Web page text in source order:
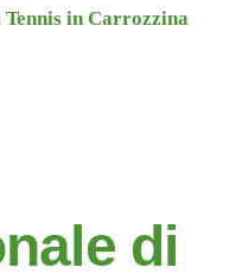
in Carrozzina
di